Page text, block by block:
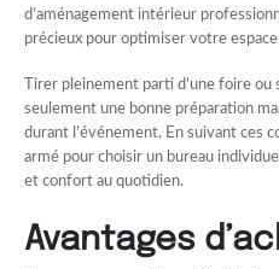
d’aménagement intérieur
précieux pour optimiser votre
Tirer pleinement parti d’une foire ou
seulement une bonne préparation
durant l’événement. En suivant ces
armé pour choisir un bureau
et confort au quotidien.
Avantages